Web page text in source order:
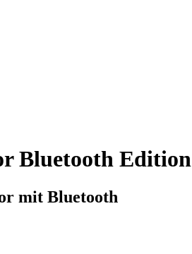
Bluetooth Edition
mit Bluetooth